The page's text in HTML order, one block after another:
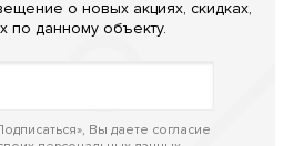
о новых акциях, скидках,
по данному объекту.
Вы даете согласие